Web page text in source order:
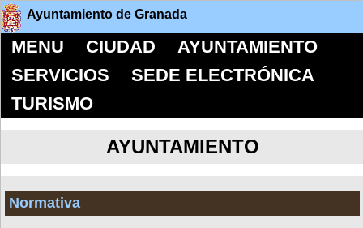
Ayuntamiento de Granada
MENU CIUDAD
AYUNTAMIENTO
SERVICIOS
SEDE ELECTRÓNICA
TURISMO
AYUNTAMIENTO
Normativa